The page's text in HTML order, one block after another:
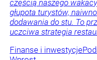
częścią naszego
głupota turystów,
dodawania do stu. To
uczciwa strategia
Finanse i inwestycje